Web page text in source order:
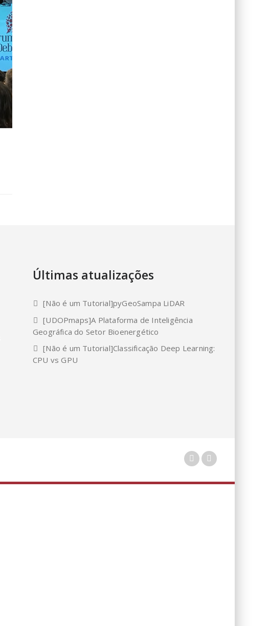
Últimas atualizações
[Não é um Tutorial]pyGeoSampa LiDAR
[UDOPmaps]A Plataforma de Inteligência
Geográfica do Setor Bioenergético
[Não é um Tutorial]Classificação Deep Learning:
CPU vs GPU